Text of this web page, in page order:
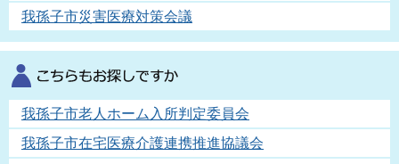
我孫子市災害医療対策会議
我孫子市老人ホーム入所判定委員会
我孫子市在宅医療介護連携推進協議会